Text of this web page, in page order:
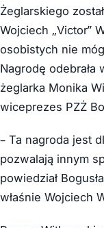
Żeglarskiego
Wojciech „Victor”
osobistych nie
Nagrodę
żeglarka Monika
wiceprezes PZŻ
– Ta nagroda jest
pozwalają innym
powiedział
właśnie Wojciech